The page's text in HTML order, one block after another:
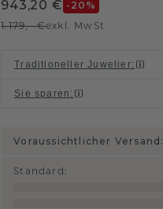
943,20 € -20 %
1.179,- €exkl. MwSt
Traditioneller Juwelier:
Sie sparen :
Voraussichtlicher Versand:
Standard :